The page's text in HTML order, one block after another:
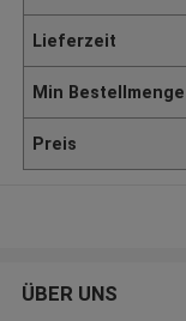
Lieferzeit
Min Bestellmenge
Preis
ÜBER UNS